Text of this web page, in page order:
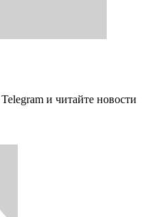
и читайте новости